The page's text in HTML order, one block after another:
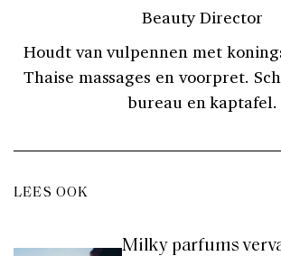
Beauty Director
Houdt van vulpennen met
Thaise massages en voorpret.
bureau en kaptafel.
LEES OOK
Milky parfums